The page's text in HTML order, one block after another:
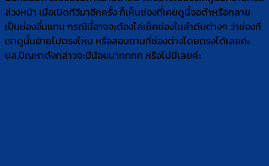
ล่วงหน้า เมื่อเปิดทีวีมาอีกครั้ง ก็เห็นช่องที่เคยดูนี้จอดำหรือกลาย
เป็นช่องอื่นแทน กรณีนี้อาจจะต้องไล่เช็คช่องในลำดับต่างๆ ว่าช่องที่
เราดูนั้นย้ายไปตรงไหน หรือสอบถามที่ช่องต่างโดยตรงได้เลยค่ะ
ปล.ปัญหาดังกล่าวจะมีน้อยมากกกก หรือไม่มีเลยค่ะ